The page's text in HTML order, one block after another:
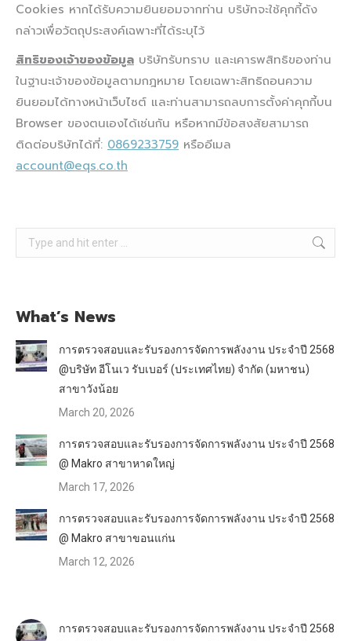
Cookies หากได้รับความยินยอมจากท่าน บริษัทจะใช้คุกกี้ดัง
กล่าวเพื่อวัตถุประสงค์เฉพาะที่ได้ระบุไว้
สิทธิของเจ้าของข้อมูล บริษัทรับทราบ และเคารพสิทธิของท่าน
ในฐานะเจ้าของข้อมูลตามกฎหมาย โดยเฉพาะสิทธิถอนความ
ยินยอมได้ทางหน้าเว็บไซต์ และท่านสามารถลบการตั้งค่าคุกกี้บน
Browser ของตนเองได้เช่นกัน หรือหากมีข้อสงสัยสามารถ
ติดต่อบริษัทได้ที่: 0869233759 หรืออีเมล
account@eqs.co.th
Search:
What’s News
การตรวจสอบและรับรองการจัดการพลังงาน ประจำปี 2568
@บริษัท อีโนเว รับเบอร์ (ประเทศไทย) จำกัด (มหาชน)
สาขาวังน้อย
March 20, 2026
การตรวจสอบและรับรองการจัดการพลังงาน ประจำปี 2568
@ Makro สาขาหาดใหญ่
March 17, 2026
การตรวจสอบและรับรองการจัดการพลังงาน ประจำปี 2568
@ Makro สาขาขอนแก่น
March 12, 2026
การตรวจสอบและรับรองการจัดการพลังงาน ประจำปี 2568